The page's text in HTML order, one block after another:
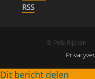
RSS
© Pels Rijcken